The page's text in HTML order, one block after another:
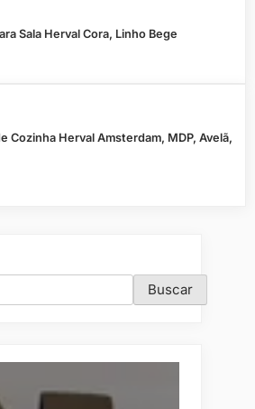
Sala Herval Cora, Linho Bege
Cozinha Herval Amsterdam, MDP, Avelã,
Buscar